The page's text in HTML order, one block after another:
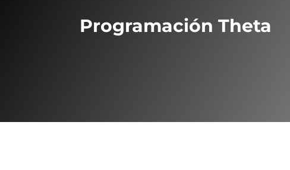
Programación Theta